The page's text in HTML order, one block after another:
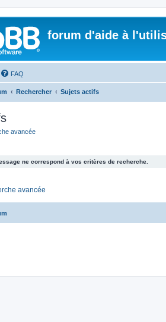
forum d'aide à
FAQ
Rechercher Sujets actifs
avancée
ne correspond à vos critères de recherche.
avancée